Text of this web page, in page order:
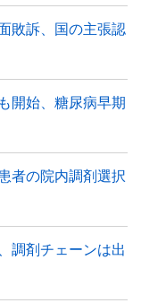
敗訴、国の主張認
開始、糖尿病早期
の院内調剤選択
剤チェーンは出